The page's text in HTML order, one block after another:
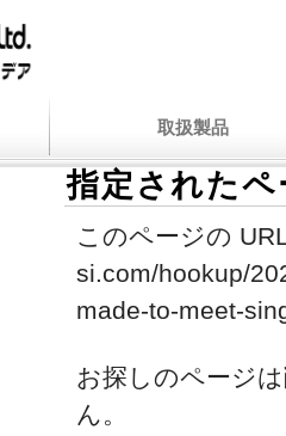
取扱製品
指定された
このページの
si.com/hookup/
made-to-meet-
お探しのページ
ん。